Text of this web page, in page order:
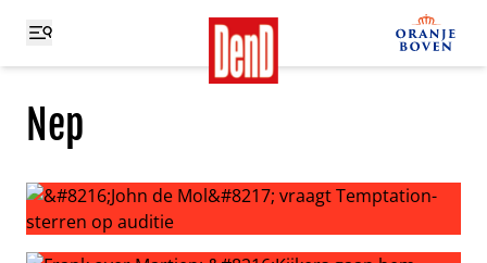
Nep
‘John de Mol’ vraagt Temptation-sterren op auditie